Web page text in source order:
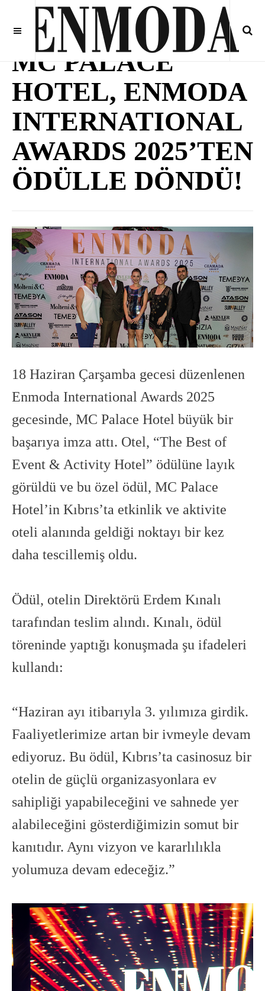
MC PALACE
HOTEL, ENMODA
INTERNATIONAL
AWARDS 2025’TEN
ÖDÜLLE DÖNDÜ!
18 Haziran Çarşamba gecesi düzenlenen
Enmoda International Awards 2025
gecesinde, MC Palace Hotel büyük bir
başarıya imza attı. Otel, “The Best of
Event & Activity Hotel” ödülüne layık
görüldü ve bu özel ödül, MC Palace
Hotel’in Kıbrıs’ta etkinlik ve aktivite
oteli alanında geldiği noktayı bir kez
daha tescillemiş oldu.
Ödül, otelin Direktörü Erdem Kınalı
tarafından teslim alındı. Kınalı, ödül
töreninde yaptığı konuşmada şu ifadeleri
kullandı:
“Haziran ayı itibarıyla 3. yılımıza girdik.
Faaliyetlerimize artan bir ivmeyle devam
ediyoruz. Bu ödül, Kıbrıs’ta casinosuz bir
otelin de güçlü organizasyonlara ev
sahipliği yapabileceğini ve sahnede yer
alabileceğini gösterdiğimizin somut bir
kanıtıdır. Aynı vizyon ve kararlılıkla
yolumuza devam edeceğiz.”